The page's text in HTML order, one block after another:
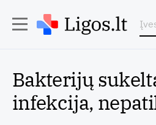
Bakterijų
infekcija,